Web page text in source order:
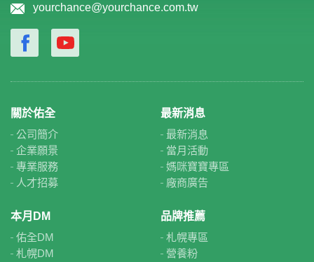
yourchance@yourchance.com.tw
關於佑全
公司簡介
企業願景
專業服務
人才招募
最新消息
最新消息
當月活動
媽咪寶寶專區
廠商廣告
本月DM
佑全DM
札幌DM
品牌推薦
札幌專區
營養粉